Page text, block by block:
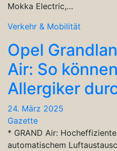
Mokka Electric,…
Verkehr & Mobilität
Opel
Air: So
Allergiker
24. März 2025
Gazette
* GRAND Air:
automatischem